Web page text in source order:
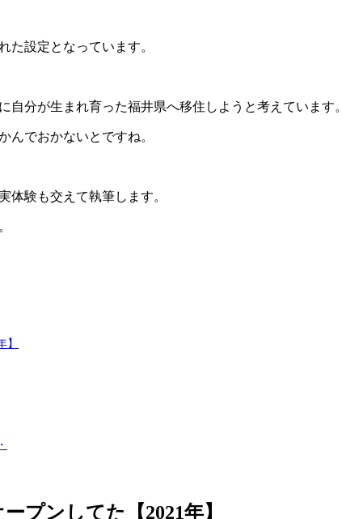
た設定となっています。
分が生まれ育った福井県へ移住しようと考えています。
んでおかないとですね。
体験も交えて執筆します。
プンしてた【2021年】